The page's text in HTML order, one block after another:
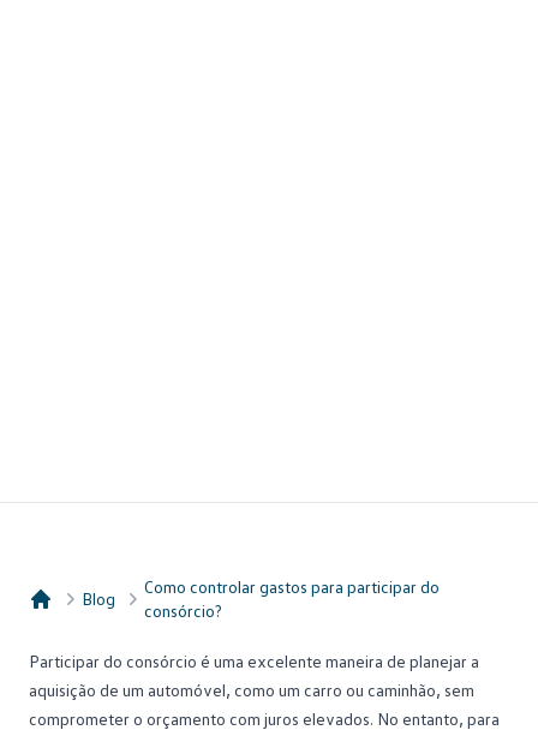
Consórcio Embracon
Blog
Como controlar gastos para participar do
consórcio?
Participar do consórcio é uma excelente maneira de planejar a
aquisição de um automóvel, como um carro ou caminhão, sem
comprometer o orçamento com juros elevados. No entanto, para